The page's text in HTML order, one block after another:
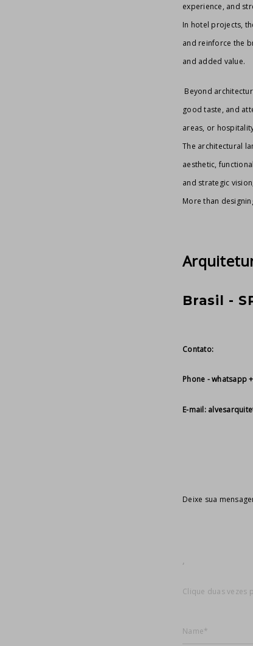
experience, and
In hotel projects,
and reinforce the
and added value.
Beyond
good taste, and
areas, or
The architectural
aesthetic,
and strategic
More than
Brasil -
Contato:
Phone - whatsapp
E-mail:
Deixe sua
​​​​,
Clique duas vezes
Name*